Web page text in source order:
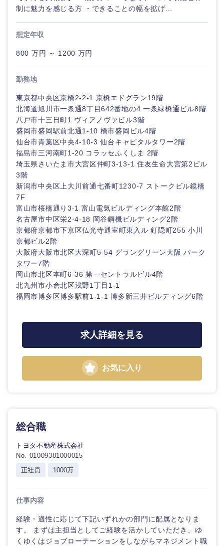
制に魅力を感じる方 ・できることの幅を拡げ...
想定年収
800 万円 ～ 1200 万円
勤務地
東京都中央区京橋2-2-1 京橋エドグラン19階
北海道旭川市一条通8丁目642番地の4 一条緑橋通ビル8階
八戸市十三日町1 ヴィアノヴァビル3階
盛岡市盛岡駅前北通1-10 橋市盛岡ビル4階
仙台市青葉区中央4-10-3 仙台キャピタルタワー2階
福島市三河南町1-20 コラッセふくしま 2階
埼玉県さいたま市大宮区仲町3-13-1 住友生命大宮第2ビル
3階
新潟市中央区上大川前通七番町1230-7 ストークビル鏡橋
7F
富山市桜橋通り3-1 富山電気ビルディング本館2階
名古屋市中区栄2-4-18 岡谷鋼機ビルディング2階
京都府京都市下京区仏光寺通室町東入ル 釘隠町255 小川
京都ビル2階
大阪府大阪市北区大深町5-54 グラングリーン大阪 パーク
タワー7階
岡山市北区本町6-36 第一セントラルビル4階
北九州市小倉北区浅野1丁目1-1
福岡市博多区博多駅前1-1-1 博多新三井ビルディング6階
求人詳細を見る
お気に入り
総合職
トヨタ不動産株式会社
No. 01009381000015
正社員
1000万
仕事内容
経験・適性に応じて下記いずれかの部門に配属となりま
す。 まずは主担当としてご経験を活かしていただき、ゆ
くゆくはジョブローテーションをしながらマネジメント職